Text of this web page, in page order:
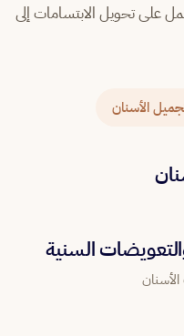
على تحويل الابتسامات إلى
الأسنان
السنية